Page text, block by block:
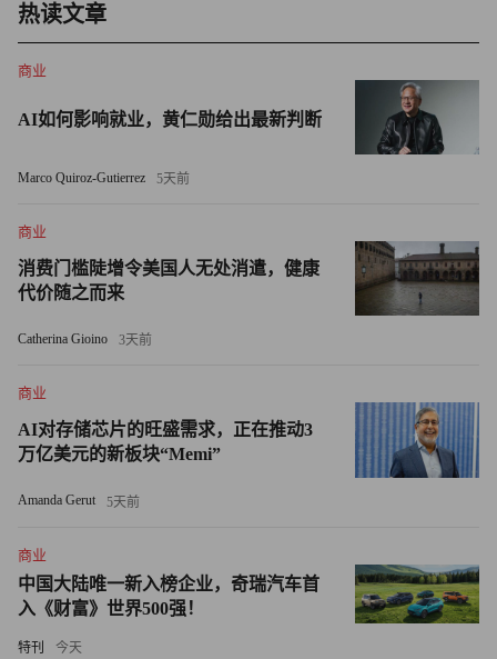
去九个月里Salesforce最令人兴奋的进展。”
况且，Salesforce裁撤客服岗位其实早有征兆。这位科技公
司首席执行官曾提到，人工智能客服已承担公司30%至50%
的工作量，并且客服与销售两类岗位最易被自动化取代。贝
减17%的客服成本。
不过，自动化浪潮可能并不止于客服和销售两类岗位。贝尼
首席执行官们曾矢口否认人工智能快速普及会导致大规模裁
员，如今却公开宣布以人工智能取代人工的计划。在行业巨
6.4万人。
7月初，微软宣布将裁员约9000人，这是该公司自2023年以
来最大规模的裁员。尽管这家市值3.74万亿美元的公司财务
热读文章
商业
AI如何影响就业，黄仁勋给出最新判断
Marco Quiroz-Gutierrez 5天前
商业
消费门槛陡增令美国人无处消遣，健康
代价随之而来
Catherina Gioino 3天前
商业
AI对存储芯片的旺盛需求，正在推动3
万亿美元的新板块“Memi”
Amanda Gerut 5天前
商业
中国大陆唯一新入榜企业，奇瑞汽车首
入《财富》世界500强！
特刊 今天